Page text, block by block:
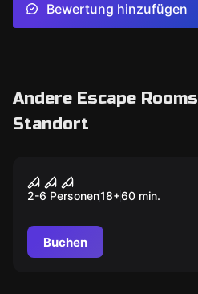
Bewertung hinzufügen
Andere Escape
Standort
Sanctum VR
2-6 Personen18+60 min.
Buchen